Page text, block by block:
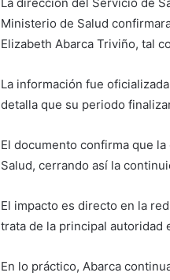
La dirección del Servicio de
Ministerio de Salud
Elizabeth Abarca Triviño, tal
La información fue
detalla que su periodo
El documento confirma que
Salud, cerrando así la
El impacto es directo en la
trata de la principal autoridad
En lo práctico, Abarca